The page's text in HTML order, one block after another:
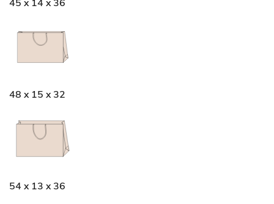
45 x 14 x 36
48 x 15 x 32
54 x 13 x 36